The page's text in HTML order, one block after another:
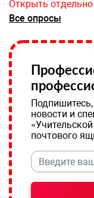
Открыть отдельно
Все опросы
новости и
почтового